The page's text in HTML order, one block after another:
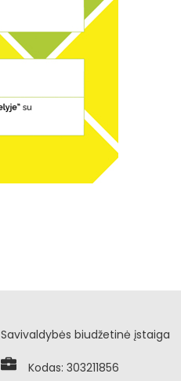
Savivaldybės biudžetinė įstaiga
Kodas: 303211856